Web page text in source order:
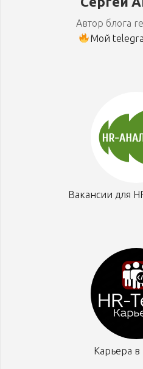
Автор блога
Мой
Вакансии для
Карьера в